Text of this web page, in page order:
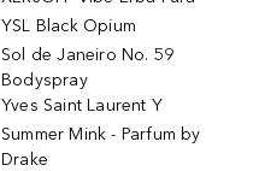
YSL Black Opium
Sol de Janeiro No. 59
Bodyspray
Yves Saint Laurent Y
Summer Mink - Parfum by
Drake